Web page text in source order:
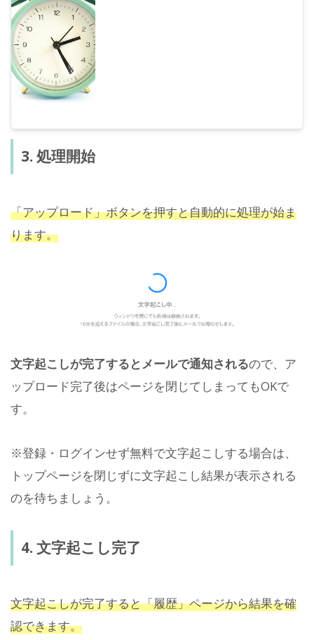
3. 処理開始
「アップロード」ボタンを押すと自動的に処理が始ま
ります。
文字起こしが完了するとメールで通知されるので、ア
ップロード完了後はページを閉じてしまってもOKで
す。
※登録・ログインせず無料で文字起こしする場合は、
トップページを閉じずに文字起こし結果が表示される
のを待ちましょう。
4. 文字起こし完了
文字起こしが完了すると「履歴」ページから結果を確
認できます。